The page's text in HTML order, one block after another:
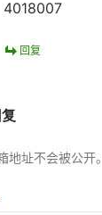
4018007
回复
地址不会被公开。